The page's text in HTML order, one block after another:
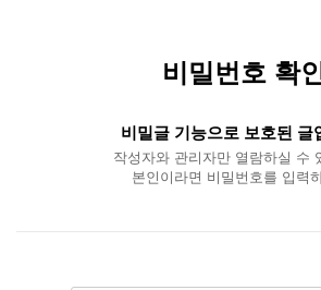
비밀번호 확
비밀글 기능으로 보호된 글
작성자와 관리자만 열람하실 수
본인이라면 비밀번호를 입력